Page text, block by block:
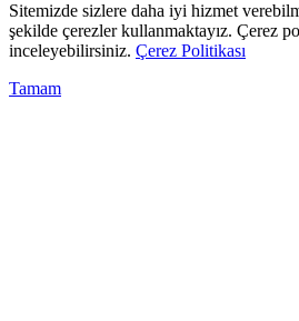
Sitemizde sizlere daha iyi hizmet
şekilde çerezler kullanmaktayız. Çerez
inceleyebilirsiniz. Çerez Politikası
Tamam